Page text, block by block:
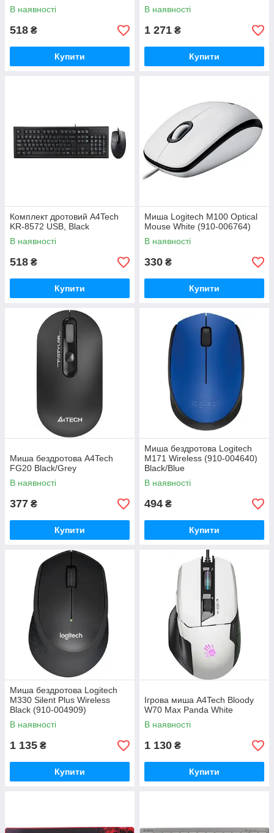
В наявності
518 ₴
Купити
В наявності
1 271 ₴
Купити
Комплект дротовий A4Tech
KR-8572 USB, Black
В наявності
518 ₴
Купити
Миша Logitech M100 Optical
Mouse White (910-006764)
В наявності
330 ₴
Купити
Миша бездротова A4Tech
FG20 Black/Grey
В наявності
377 ₴
Купити
Миша бездротова Logitech
M171 Wireless (910-004640)
Black/Blue
В наявності
494 ₴
Купити
Миша бездротова Logitech
M330 Silent Plus Wireless
Black (910-004909)
В наявності
1 135 ₴
Купити
Ігрова миша A4Tech Bloody
W70 Max Panda White
В наявності
1 130 ₴
Купити